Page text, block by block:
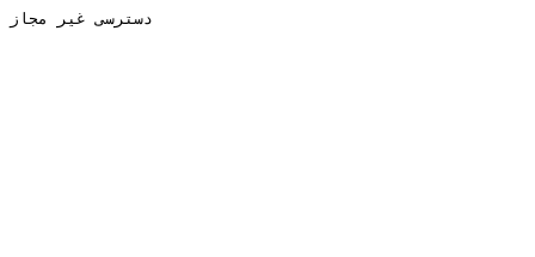
دسترسی غیر مجاز